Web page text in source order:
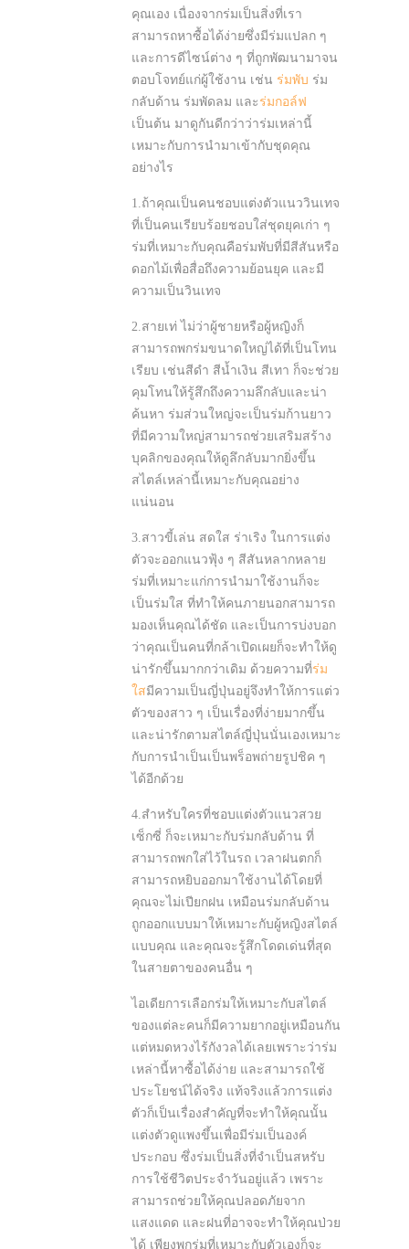
คุณเอง เนื่องจากร่มเป็นสิ่งที่เรา
สามารถหาซื้อได้ง่ายซึ่งมีร่มแปลก ๆ
และการดีไซน์ต่าง ๆ ที่ถูกพัฒนามาจน
ตอบโจทย์แก่ผู้ใช้งาน เช่น ร่มพับ ร่ม
กลับด้าน ร่มพัดลม และ ร่มกอล์ฟ
เป็นต้น มาดูกันดีกว่าว่าร่มเหล่านี้
เหมาะกับการนำมาเข้ากับชุดคุณ
อย่างไร
1.ถ้าคุณเป็นคนชอบแต่งตัวแนววินเทจ
ที่เป็นคนเรียบร้อยชอบใส่ชุดยุคเก่า ๆ
ร่มที่เหมาะกับคุณคือร่มพับที่มีสีสันหรือ
ดอกไม้เพื่อสื่อถึงความย้อนยุค และมี
ความเป็นวินเทจ
2.สายเท่ ไม่ว่าผู้ชายหรือผู้หญิงก็
สามารถพกร่มขนาดใหญ่ได้ที่เป็นโทน
เรียบ เช่นสีดำ สีน้ำเงิน สีเทา ก็จะช่วย
คุมโทนให้รู้สึกถึงความลึกลับและน่า
ค้นหา ร่มส่วนใหญ่จะเป็นร่มก้านยาว
ที่มีความใหญ่สามารถช่วยเสริมสร้าง
บุคลิกของคุณให้ดูลึกลับมากยิ่งขึ้น
สไตล์เหล่านี้เหมาะกับคุณอย่าง
แน่นอน
3.สาวขี้เล่น สดใส ร่าเริง ในการแต่ง
ตัวจะออกแนวฟุ้ง ๆ สีสันหลากหลาย
ร่มที่เหมาะแก่การนำมาใช้งานก็จะ
เป็นร่มใส ที่ทำให้คนภายนอกสามารถ
มองเห็นคุณได้ชัด และเป็นการบ่งบอก
ว่าคุณเป็นคนที่กล้าเปิดเผยก็จะทำให้ดู
น่ารักขึ้นมากกว่าเดิม ด้วยความที่ร่ม
ใสมีความเป็นญี่ปุ่นอยู่จึงทำให้การแต่ว
ตัวของสาว ๆ เป็นเรื่องที่ง่ายมากขึ้น
และน่ารักตามสไตล์ญี่ปุ่นนั่นเองเหมาะ
กับการนำเป็นเป็นพร็อพถ่ายรูปชิค ๆ
ได้อีกด้วย
4.สำหรับใครที่ชอบแต่งตัวแนวสวย
เซ็กซี่ ก็จะเหมาะกับร่มกลับด้าน ที่
สามารถพกใส่ไว้ในรถ เวลาฝนตกก็
สามารถหยิบออกมาใช้งานได้โดยที่
คุณจะไม่เปียกฝน เหมือนร่มกลับด้าน
ถูกออกแบบมาให้เหมาะกับผู้หญิงสไตล์
แบบคุณ และคุณจะรู้สึกโดดเด่นที่สุด
ในสายตาของคนอื่น ๆ
ไอเดียการเลือกร่มให้เหมาะกับสไตล์
ของแต่ละคนก็มีความยากอยู่เหมือนกัน
แต่หมดหวงไร้กังวลได้เลยเพราะว่าร่ม
เหล่านี้หาซื้อได้ง่าย และสามารถใช้
ประโยชน์ได้จริง แท้จริงแล้วการแต่ง
ตัวก็เป็นเรื่องสำคัญที่จะทำให้คุณนั้น
แต่งตัวดูแพงขึ้นเพื่อมีร่มเป็นองค์
ประกอบ ซึ่งร่มเป็นสิ่งที่จำเป็นสหรับ
การใช้ชีวิตประจำวันอยู่แล้ว เพราะ
สามารถช่วยให้คุณปลอดภัยจาก
แสงแดด และฝนที่อาจจะทำให้คุณป่วย
ได้ เพียงพกร่มที่เหมาะกับตัวเองก็จะ